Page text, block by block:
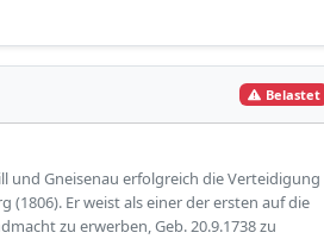
Belastet
und Gneisenau erfolgreich die Verteidigung
Er weist als einer der ersten auf die
zu erwerben, Geb. 20.9.1738 zu